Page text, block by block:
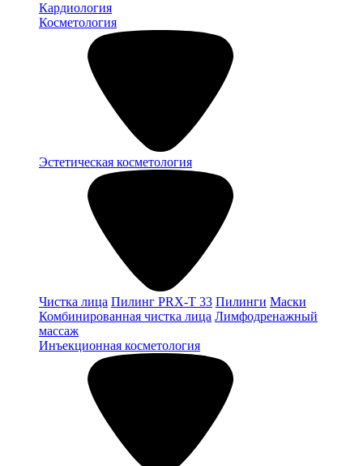
Кардиология
Косметология
Эстетическая косметология
Чистка лица Пилинг PRX-T 33 Пилинги Маски
Комбинированная чистка лица Лимфодренажный
массаж
Инъекционная косметология